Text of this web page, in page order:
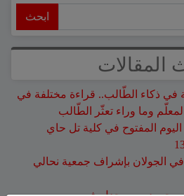
المقالات
في ذكاء الطّالب.. قراءة مختلفة في
وما وراء تعثّر الطّالب
اليوم المفتوح في كلية تل حاي
جديداً في الجولان بإشراف جمعية نحالي